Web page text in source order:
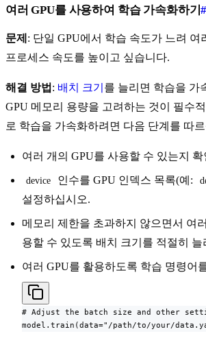
여러 GPU를 사용하여 학습 가속화하기#
문제 : 단일 GPU에서 학습 속도가 느려 여
프로세스 속도를 높이고 싶습니다.
해결 방법 : 배치 크기 를 늘리면 학습을 가
GPU 메모리 용량을 고려하는 것이 필수
로 학습을 가속화하려면 다음 단계를 따
여러 개의 GPU를 사용할 수 있는지
device 인수를 GPU 인덱스 목록(예:
설정하십시오.
메모리 제한을 초과하지 않으면서 여
용할 수 있도록 배치 크기를 적절히 늘
여러 GPU를 활용하도록 학습 명령어
# Adjust the batch size and other
model.train(data="/path/to/your/